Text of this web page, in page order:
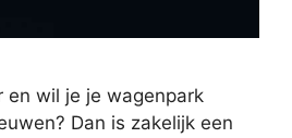
en wil je je wagenpark
Dan is zakelijk een